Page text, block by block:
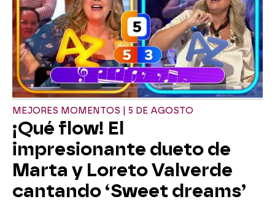
MEJORES MOMENTOS | 5 DE AGOSTO
¡Qué flow! El
impresionante dueto de
Marta y Loreto Valverde
cantando ‘Sweet dreams’